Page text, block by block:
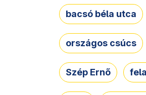
bacsó béla utca
országos csúcs
Szép Ernő